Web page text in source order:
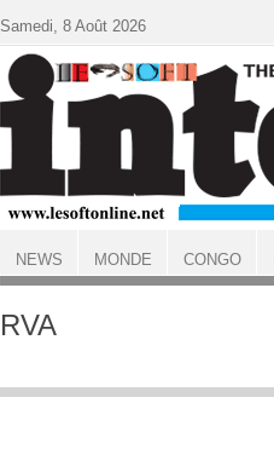
ACCUEIL
RVA
Samedi, 8 Août 2026
NEWS MONDE CONGO